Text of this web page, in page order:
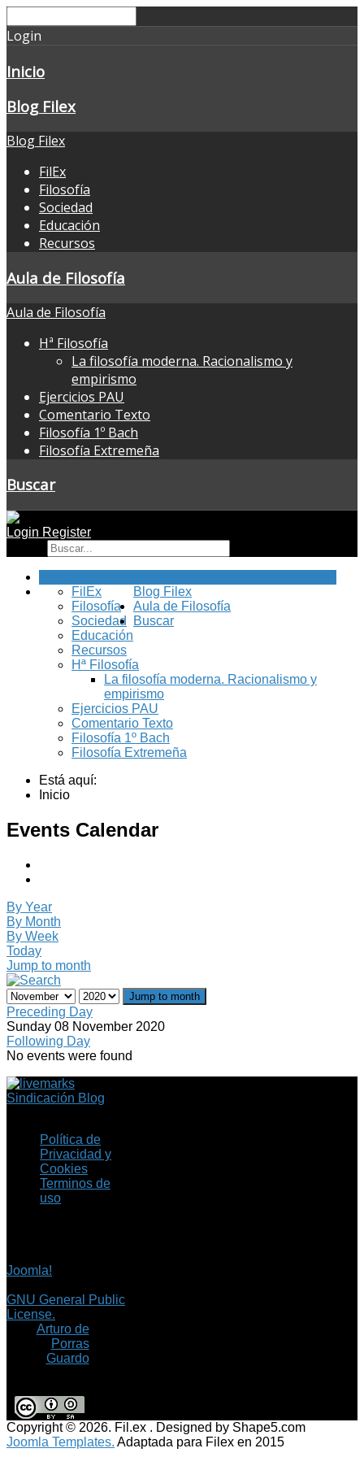
Login
Inicio
Blog Filex
Blog Filex
FilEx
Filosofía
Sociedad
Educación
Recursos
Aula de Filosofía
Aula de Filosofía
Hª Filosofía
La filosofía moderna. Racionalismo y
empirismo
Ejercicios PAU
Comentario Texto
Filosofía 1º Bach
Filosofía Extremeña
Buscar
Login Register
Blog Filex
FilEx
Filosofía
Sociedad
Educación
Recursos
Aula de Filosofía
Hª Filosofía
La filosofía moderna. Racionalismo y
empirismo
Ejercicios PAU
Comentario Texto
Filosofía 1º Bach
Filosofía Extremeña
Buscar
Está aquí:
Inicio
Events Calendar
By Year
By Month
By Week
Today
Jump to month
Jump to month
Preceding Day
Sunday 08 November 2020
Following Day
No events were found
Sindicación Blog
Política de
Privacidad y
Cookies
Terminos de
uso
Joomla!
GNU General Public
License.
Arturo de
Porras
Guardo
Copyright © 2026. Fil.ex . Designed by Shape5.com
Joomla Templates. Adaptada para Filex en 2015